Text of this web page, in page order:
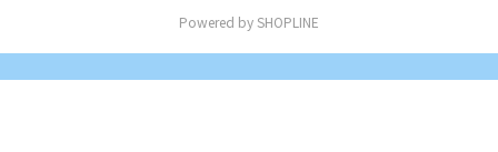
Powered by SHOPLINE